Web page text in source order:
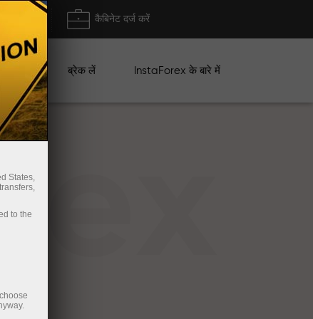
कैबिनेट दर्ज करें
ब्रेक लें InstaForex के बारे में
States,
to the